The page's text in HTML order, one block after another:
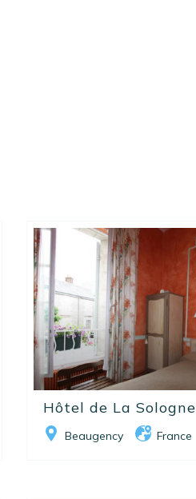
Hôtel de La Sologne
Beaugency France